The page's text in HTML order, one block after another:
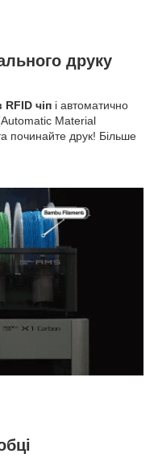
друку
чіп і автоматично
Material
починайте друк! Більше